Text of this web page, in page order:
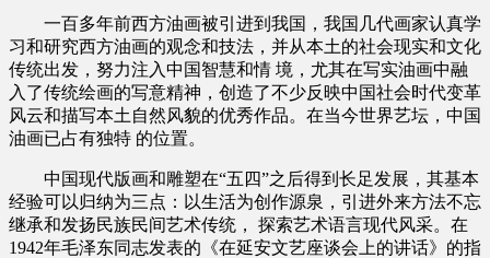
一百多年前西方油画被引进到我国，我国几代画家认真学
习和研究西方油画的观念和技法，并从本土的社会现实和文化
传统出发，努力注入中国智慧和情 境，尤其在写实油画中融
入了传统绘画的写意精神，创造了不少反映中国社会时代变革
风云和描写本土自然风貌的优秀作品。在当今世界艺坛，中国
油画已占有独特 的位置。
中国现代版画和雕塑在“五四”之后得到长足发展，其基本
经验可以归纳为三点：以生活为创作源泉，引进外来方法不忘
继承和发扬民族民间艺术传统， 探索艺术语言现代风采。在
1942年毛泽东同志发表的《在延安文艺座谈会上的讲话》的指